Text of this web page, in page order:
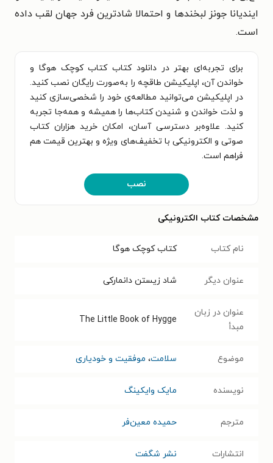
ایندیانا جونز لبخندها و احتمالا شادترین فرد جهان لقب داده
است.
برای تجربه‌ای بهتر در دانلود کتاب کتاب کوچک هوگا و
خواندن آن، اپلیکیشن طاقچه را به‌صورت رایگان نصب کنید.
در اپلیکیشن می‌توانید مطالعه‌ی خود را شخصی‌سازی کنید
و لذت خواندن و شنیدن کتاب‌ها را همیشه و همه‌جا تجربه
کنید. علاوه‌بر دسترسی آسان، امکان خرید هزاران کتاب
صوتی و الکترونیکی با تخفیف‌های ویژه و بهترین قیمت هم
فراهم است.
نصب
مشخصات کتاب الکترونیکی
نام کتاب کتاب کوچک هوگا
عنوان دیگر شاد زیستن دانمارکی
عنوان در زبان
مبدأ
The Little Book of Hygge
موضوع سلامت، موفقیت و خودیاری
نویسنده مایک وایکینگ
مترجم حمیده معین‌فر
انتشارات نشر شگفت